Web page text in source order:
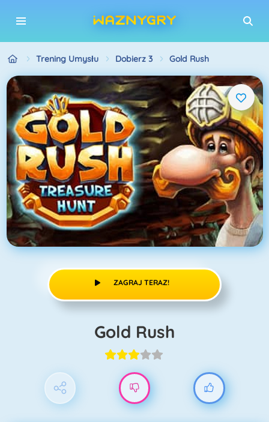
Trening Umysłu Dobierz 3 Gold Rush
ZAGRAJ TERAZ!
Gold Rush